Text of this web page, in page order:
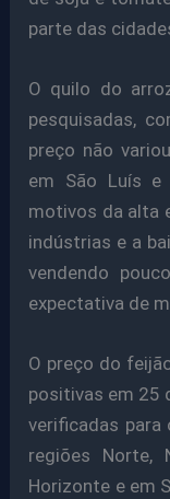
parte das
O quilo do
pesquisadas,
preço não
em São Luís e
motivos da alta
indústrias e a
vendendo
expectativa de
O preço do
positivas em 25
verificadas para
regiões Norte,
Horizonte e em